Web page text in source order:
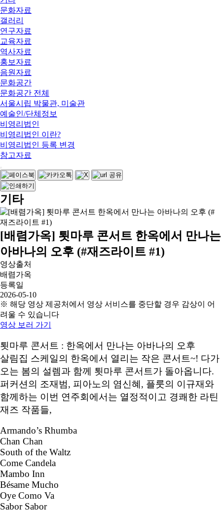
문화자료
갤러리
연구자료
교육자료
역사자료
홍보자료
음원자료
문화공간
문화공간 전체
서울시립 박물관, 미술관
예술인/단체정보
비영리법인
비영리법인 이란?
비영리법인 등록 변경
참고자료
기타
[배렴가옥] 툇마루 콘서트 한옥에서 만나는
아바나의 오후 (#재즈라이트 #1)
영상출처
배렴가옥
등록일
2026-05-10
※ 해당 영상 제공처에서 영상 서비스를 중단할 경우 감상이 어
려울 수 있습니다
영상 보러 가기
툇마루 콘서트 : 한옥에서 만나는 아바나의 오후
살림집 스케일의 한옥에서 열리는 작은 콘서트~! 다가
오는 봄의 설렘과 함께 툇마루 콘서트가 돌아옵니다.
퍼커션의 조재범, 피아노의 염신혜, 플룻의 이규재와
함께하는 이번 연주회에서는 열정적이고 경쾌한 라틴
재즈 작품들,
Armando’s Rhumba
Chan Chan
South of the Waltz
Come Candela
Mambo Inn
Bésame Mucho
Oye Como Va
Sabor Sabor